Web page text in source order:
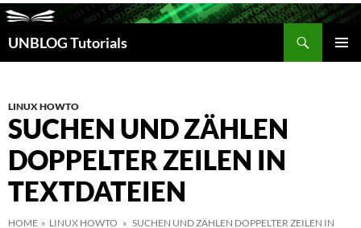
UNBLOG Tutorials
Suchen
LINUX HOWTO
SUCHEN UND ZÄHLEN
DOPPELTER ZEILEN IN
TEXTDATEIEN
HOME » LINUX HOWTO » SUCHEN UND ZÄHLEN DOPPELTER ZEILEN IN